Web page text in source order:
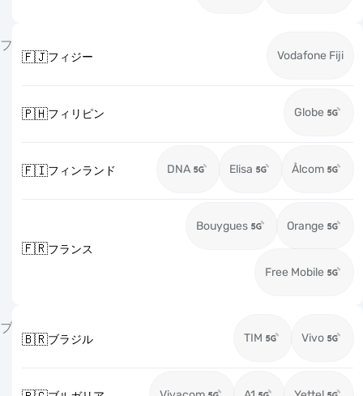
フ
🇫🇯フィジー Vodafone Fiji
🇵🇭フィリピン Globe
🇫🇮フィンランド DNA Elisa Ålcom
🇫🇷フランス
Bouygues Orange
Free Mobile
ブ
🇧🇷ブラジル TIM Vivo